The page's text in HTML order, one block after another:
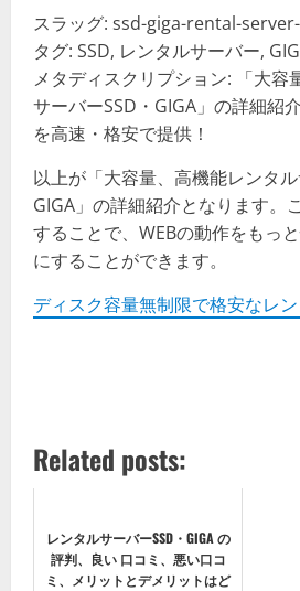
スラッグ: ssd-giga-rental-
タグ: SSD, レンタルサーバー,
メタディスクリプション: 「大容
サーバーSSD・GIGA」の詳細紹
を高速・格安で提供！
以上が「大容量、高機能レンタル
GIGA」の詳細紹介となります。
することで、WEBの動作をもっ
にすることができます。
ディスク容量無制限で格安なレ
Related posts:
レンタルサーバーSSD・GIGA の
評判、良い 口コミ、悪い口コ
ミ、メリットとデメリットはど